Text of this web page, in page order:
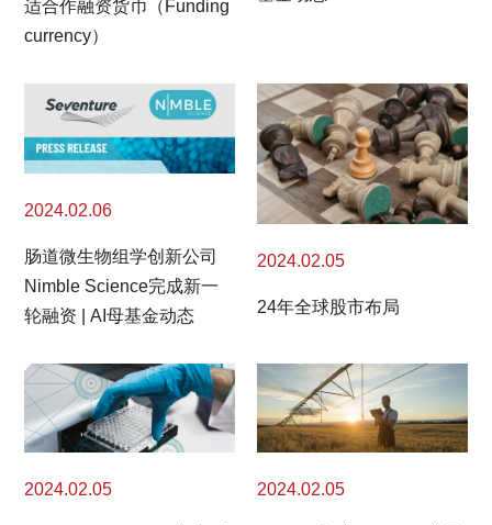
适合作融资货币（Funding
currency）
2024.02.06
肠道微生物组学创新公司
Nimble Science完成新一
轮融资 | AI母基金动态
2024.02.05
24年全球股市布局
2024.02.05 2024.02.05